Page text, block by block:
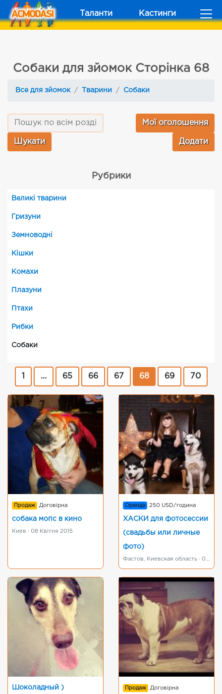
Таланти Кастинги
Собаки для зйомок Сторінка 68
Все для зйомок Тварини Собаки
Мої оголошення
Додати
Рубрики
Великі тварини
Гризуни
Земноводні
Кішки
Комахи
Плазуни
Птахи
Рибки
Собаки
... 65 66 67 68 69 70
Продаж Договірна
собака мопс в кино
Киев · 08 Квітня 2015
Оренда 250 USD/година
ХАСКИ для фотосессии
(свадьбы или личные
фото)
Фастов, Киевская область · 01 Квітня 2015
Шоколадный ) Продаж Договірна